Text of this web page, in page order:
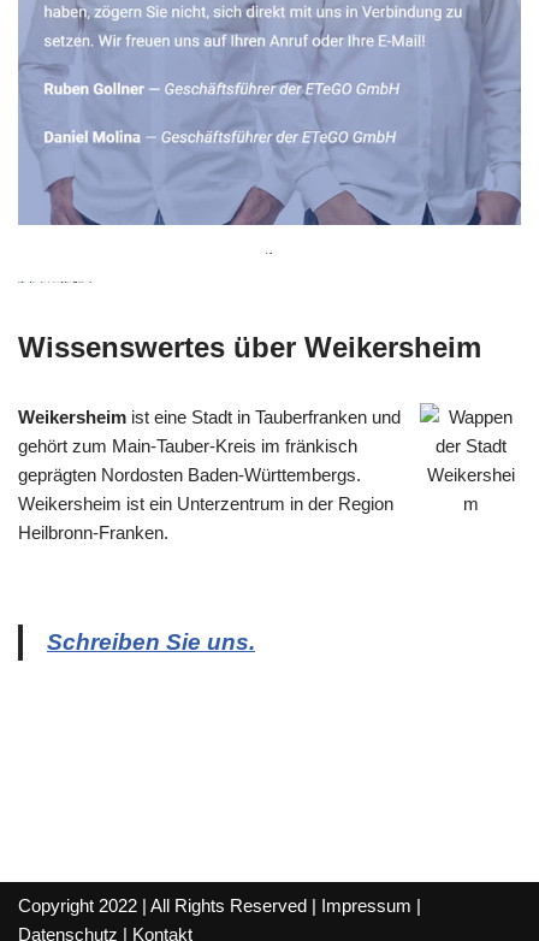
Wissenswertes über Weikersheim
Weikersheim ist eine Stadt in Tauberfranken und
gehört zum Main-Tauber-Kreis im fränkisch
geprägten Nordosten Baden-Württembergs.
Weikersheim ist ein Unterzentrum in der Region
Heilbronn-Franken.
Schreiben Sie uns.
Copyright 2022 | All Rights Reserved | Impressum |
Datenschutz | Kontakt